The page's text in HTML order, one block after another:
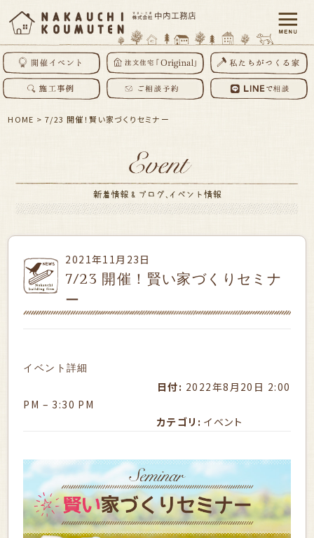
HOME >7/23 開催！賢い家づくりセミナー
2021年11月23日
7/23 開催！賢い家づくりセミナ
ー
イベント詳細
日付: 2022年8月20日 2:00
PM – 3:30 PM
カテゴリ: イベント